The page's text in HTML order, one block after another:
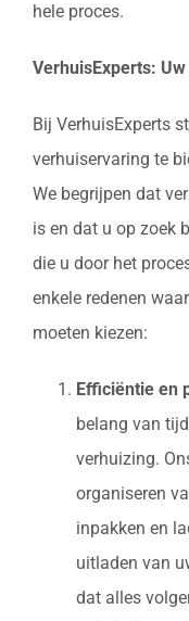
hele proces.
VerhuisExperts:
Bij VerhuisExperts
verhuiservaring te
We begrijpen dat
is en dat u op zoek
die u door het
enkele redenen
moeten kiezen:
Efficiëntie en
belang van
verhuizing.
organiseren
inpakken en
uitladen van
dat alles